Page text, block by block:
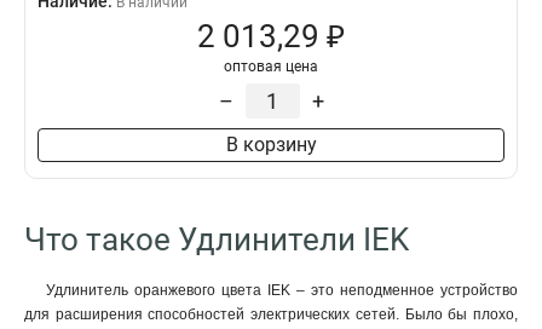
2 013,29 ₽
оптовая цена
– +
В корзину
Что такое Удлинители IEK
Удлинитель оранжевого цвета IEK – это неподменное устройство
для расширения способностей электрических сетей. Было бы плохо,